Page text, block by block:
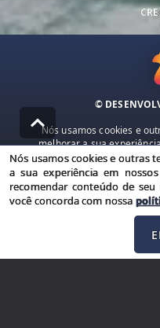
©
Nós usamos cookies e
melhorar a sua
publicidade e recomendar
nossos serviços, você
Política de
Nós usamos cookies e outras
a sua experiência em
recomendar conteúdo de seu
você concorda com nossa